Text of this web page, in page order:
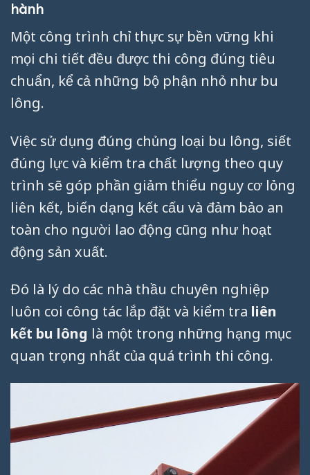
hành
Một công trình chỉ thực sự bền vững khi
mọi chi tiết đều được thi công đúng tiêu
chuẩn, kể cả những bộ phận nhỏ như bu
lông.
Việc sử dụng đúng chủng loại bu lông, siết
đúng lực và kiểm tra chất lượng theo quy
trình sẽ góp phần giảm thiểu nguy cơ lỏng
liên kết, biến dạng kết cấu và đảm bảo an
toàn cho người lao động cũng như hoạt
động sản xuất.
Đó là lý do các nhà thầu chuyên nghiệp
luôn coi công tác lắp đặt và kiểm tra liên
kết bu lông là một trong những hạng mục
quan trọng nhất của quá trình thi công.